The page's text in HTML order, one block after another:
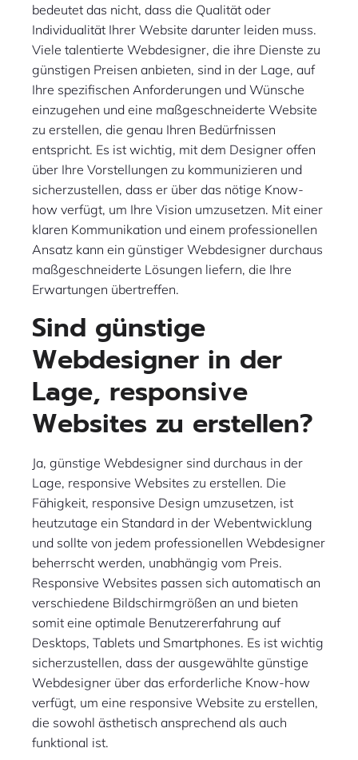
bedeutet das nicht, dass die Qualität oder
Individualität Ihrer Website darunter leiden muss.
Viele talentierte Webdesigner, die ihre Dienste zu
günstigen Preisen anbieten, sind in der Lage, auf
Ihre spezifischen Anforderungen und Wünsche
einzugehen und eine maßgeschneiderte Website
zu erstellen, die genau Ihren Bedürfnissen
entspricht. Es ist wichtig, mit dem Designer offen
über Ihre Vorstellungen zu kommunizieren und
sicherzustellen, dass er über das nötige Know-
how verfügt, um Ihre Vision umzusetzen. Mit einer
klaren Kommunikation und einem professionellen
Ansatz kann ein günstiger Webdesigner durchaus
maßgeschneiderte Lösungen liefern, die Ihre
Erwartungen übertreffen.
Sind günstige
Webdesigner in der
Lage, responsive
Websites zu erstellen?
Ja, günstige Webdesigner sind durchaus in der
Lage, responsive Websites zu erstellen. Die
Fähigkeit, responsive Design umzusetzen, ist
heutzutage ein Standard in der Webentwicklung
und sollte von jedem professionellen Webdesigner
beherrscht werden, unabhängig vom Preis.
Responsive Websites passen sich automatisch an
verschiedene Bildschirmgrößen an und bieten
somit eine optimale Benutzererfahrung auf
Desktops, Tablets und Smartphones. Es ist wichtig
sicherzustellen, dass der ausgewählte günstige
Webdesigner über das erforderliche Know-how
verfügt, um eine responsive Website zu erstellen,
die sowohl ästhetisch ansprechend als auch
funktional ist.